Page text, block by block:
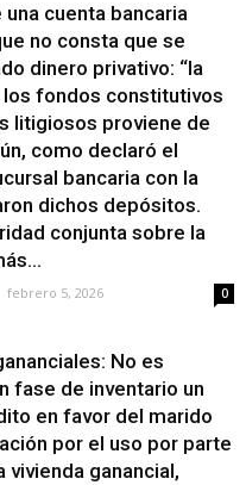
cuenta bancaria
no consta que se
dinero privativo: “la
fondos constitutivos
litigiosos proviene de
como declaró el
bancaria con la
dichos depósitos.
conjunta sobre la
febrero 5, 2026 0
No es
fase de inventario un
en favor del marido
por el uso por parte
vivienda ganancial,